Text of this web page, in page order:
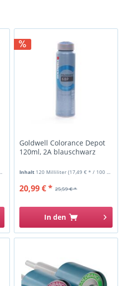
Goldwell Colorance Depot
120ml, 2A blauschwarz
Inhalt 120 Milliliter(17,49 € * / 100 Milliliter)
25,59 € *
20,99 € *
In den